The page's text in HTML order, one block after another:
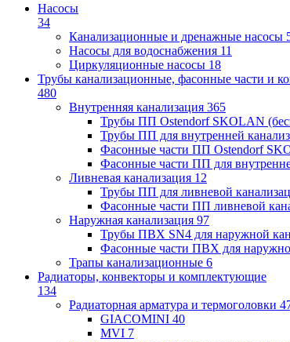
Насосы
34
Канализационные и дренажные насосы
Насосы для водоснабжения 11
Циркуляционные насосы 18
Трубы канализационные, фасонные части и
480
Внутренняя канализация 365
Трубы ПП Ostendorf SKOLAN
Трубы ПП для внутренней
Фасонные части ПП Ostendorf
Фасонные части ПП для
Ливневая канализация 12
Трубы ПП для ливневой
Фасонные части ПП ливневой
Наружная канализация 97
Трубы ПВХ SN4 для наружной
Фасонные части ПВХ для
Трапы канализационные 6
Радиаторы, конвекторы и комплектующие
134
Радиаторная арматура и термоголовки
GIACOMINI 40
MVI 7